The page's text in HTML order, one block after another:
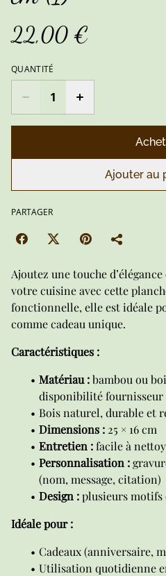
22,00 €
QUANTITÉ
Ajouter au
PARTAGER
Ajoutez une touche
votre cuisine avec cette
fonctionnelle, elle est idéale
comme cadeau unique.
Caractéristiques :
Matériau :bambou ou
disponibilité fournisseur
Bois naturel, durable et
Dimensions : 25 × 16 cm
Entretien :facile à
Personnalisation :
(nom, message, citation)
Design :plusieurs motifs
Idéale pour :
Cadeaux (anniversaire,
Utilisation quotidienne